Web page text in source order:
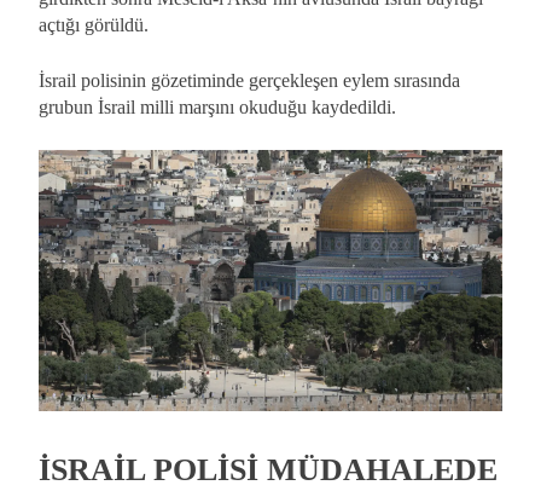
açtığı görüldü.
İsrail polisinin gözetiminde gerçekleşen eylem sırasında
grubun İsrail milli marşını okuduğu kaydedildi.
İSRAİL POLİSİ MÜDAHALEDE